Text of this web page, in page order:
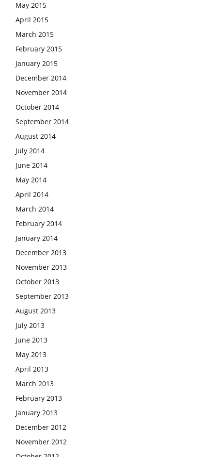
May 2015
April 2015
March 2015
February 2015
January 2015
December 2014
November 2014
October 2014
September 2014
August 2014
July 2014
June 2014
May 2014
April 2014
March 2014
February 2014
January 2014
December 2013
November 2013
October 2013
September 2013
August 2013
July 2013
June 2013
May 2013
April 2013
March 2013
February 2013
January 2013
December 2012
November 2012